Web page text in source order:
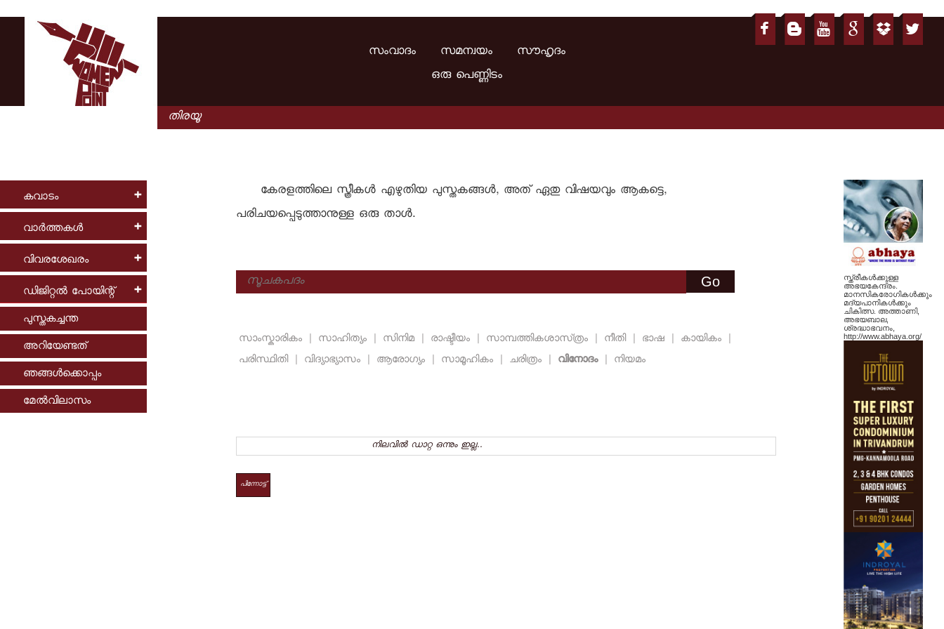
സംവാദം സമന്വയം സൗഹൃദം
ഒരു പെണ്ണിടം
കവാടം
വാര്‍ത്തകള്‍
വിവരശേഖരം
ഡിജിറ്റല്‍ പോയിന്റ്
പുസ്തകച്ചന്ത
അറിയേണ്ടത്
ഞങ്ങള്‍ക്കൊപ്പം
മേല്‍വിലാസം
കേരളത്തിലെ സ്ത്രീകള്‍ എഴുതിയ പുസ്തകങ്ങള്‍, അത് ഏതു വിഷയവും ആകട്ടെ,
പരിചയപ്പെടുത്താനുള്ള ഒരു താള്‍.
സാംസ്കാരികം | സാഹിത്യം | സിനിമ | രാഷ്ടീയം | സാമ്പത്തികശാസ്‌ത്രം | നീതി | ഭാഷ | കായികം |
പരിസ്ഥിതി | വിദ്യാഭ്യാസം | ആരോഗ്യം | സാമൂഹികം | ചരിത്രം | വിനോദം | നിയമം
നിലവില്‍ ഡാറ്റ ഒന്നും ഇല്ല..
പിന്നോട്ട്
സ്ത്രീകള്‍ക്കുള്ള
അഭയകേന്ദ്രം.
മാനസികരോഗികള്‍ക്കും
മദ്യപാനികള്‍ക്കും
ചികിത്സ. അത്താണി,
അഭയബാല,
ശ്രദ്ധാഭവനം,
http://www.abhaya.org/